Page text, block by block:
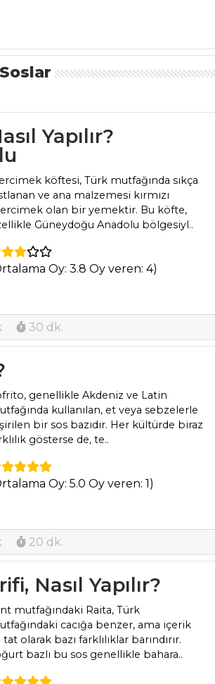
Yapılır?
köftesi, Türk mutfağında sıkça
ve ana malzemesi kırmızı
olan bir yemektir. Bu köfte,
Güneydoğu Anadolu bölgesiyl..
Oy: 3.8 Oy veren: 4)
30 dk.
genellikle Akdeniz ve Latin
kullanılan, et veya sebzelerle
bir sos bazıdır. Her kültürde biraz
gösterse de, te..
Oy: 5.0 Oy veren: 1)
20 dk.
Nasıl Yapılır?
mutfağındaki Raita, Türk
cacığa benzer, ama içerik
tat olarak bazı farklılıklar barındırır.
bazlı bu sos genellikle bahara..